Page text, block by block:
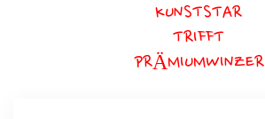
KUNSTSTAR
TRIFFT
PRÄMIUMWINZER